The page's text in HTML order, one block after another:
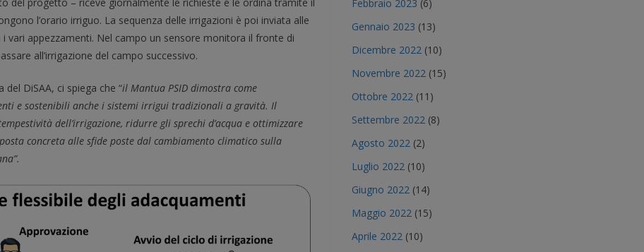
l’orario irriguo. La sequenza delle irrigazioni è poi inviata alle
vari appezzamenti. Nel campo un sensore monitora il fronte di
all’irrigazione del campo successivo.
DiSAA, ci spiega che “il Mantua PSID dimostra come
e sostenibili anche i sistemi irrigui tradizionali a gravità. Il
dell’irrigazione, ridurre gli sprechi d’acqua e ottimizzare
concreta alle sfide poste dal cambiamento climatico sulla
Febbraio 2023 (6)
Gennaio 2023 (13)
Dicembre 2022 (10)
Novembre 2022 (15)
Ottobre 2022 (11)
Settembre 2022 (8)
Agosto 2022 (2)
Luglio 2022 (10)
Giugno 2022 (14)
Maggio 2022 (15)
Aprile 2022 (10)